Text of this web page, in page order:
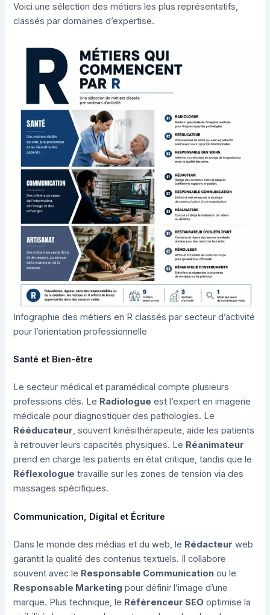
Voici une sélection des métiers les plus représentatifs,
classés par domaines d’expertise.
Infographie des métiers en R classés par secteur d’activité
pour l’orientation professionnelle
Santé et Bien-être
Le secteur médical et paramédical compte plusieurs
professions clés. Le Radiologue est l’expert en imagerie
médicale pour diagnostiquer des pathologies. Le
Rééducateur, souvent kinésithérapeute, aide les patients
à retrouver leurs capacités physiques. Le Réanimateur
prend en charge les patients en état critique, tandis que le
Réflexologue travaille sur les zones de tension via des
massages spécifiques.
Communication, Digital et Écriture
Dans le monde des médias et du web, le Rédacteur web
garantit la qualité des contenus textuels. Il collabore
souvent avec le Responsable Communication ou le
Responsable Marketing pour définir l’image d’une
marque. Plus technique, le Référenceur SEO optimise la